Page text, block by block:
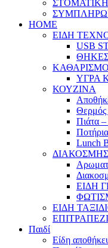
HOME
ΕΙΔΗ
USB
ΥΓΡΑ
ΚΟΥΖΙΝΑ
Θερμός
Πιάτα –
Lunch
ΕΙΔΗ
ΕΙΔΗ
Παιδί
Είδη